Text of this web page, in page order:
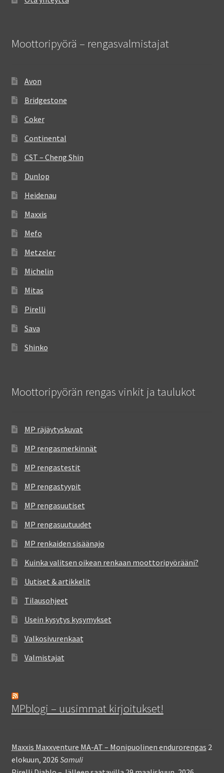
Moottoripyörä – rengasvalmistajat
Avon
Bridgestone
Coker
Continental
CST – Cheng Shin
Dunlop
Heidenau
Maxxis
Mefo
Metzeler
Michelin
Mitas
Pirelli
Sava
Shinko
Moottoripyörän rengas vinkit ja taulukot
MP räjäytyskuvat
MP rengasmerkinnät
MP rengastestit
MP rengastyypit
MP rengasuutiset
MP rengasuutuudet
MP renkaiden sisäänajo
Kuinka valitsen oikean renkaan moottoripyörääni?
Uutiset & artikkelit
Tilausohjeet
Usein kysytys kysymykset
Valkosivurenkaat
Valmistajat
MPblogi – uusimmat kirjoitukset!
Maxxis Maxxventure MA-AT – Monipuolinen endurorengas 2
elokuun, 2026 Samuli